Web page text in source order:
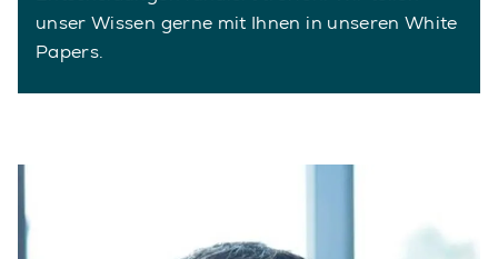
unser Wissen gerne mit Ihnen in unseren White
Papers.